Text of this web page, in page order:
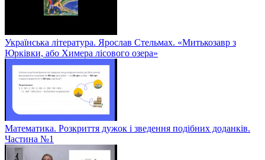
Українська література. Ярослав Стельмах. «Митькозавр з
Юрківки, або Химера лісового озера»
Математика. Розкриття дужок і зведення подібних доданків.
Частина №1